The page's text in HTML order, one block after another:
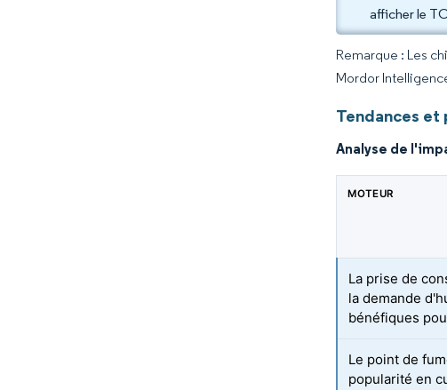
afficher le
Remarque : Les
Mordor
Tendances
Analyse de
MOTEUR
La prise de
la demande
bénéfiques
Le point de
popularité en